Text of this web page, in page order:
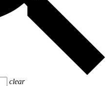
clear